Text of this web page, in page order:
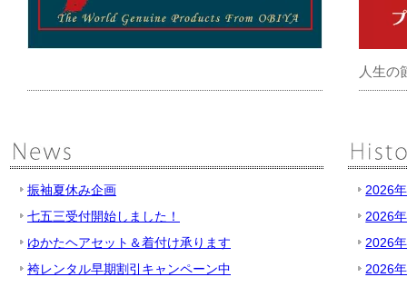
人生の
振袖夏休み企画
七五三受付開始しました！
ゆかたヘアセット＆着付け承ります
袴レンタル早期割引キャンペーン中
2026
2026
2026
2026